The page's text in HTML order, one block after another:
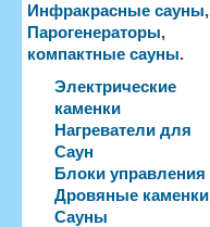
Инфракрасные сауны,
Парогенераторы,
компактные сауны.
Электрические
каменки
Нагреватели для
Саун
Блоки управления
Дровяные каменки
Сауны